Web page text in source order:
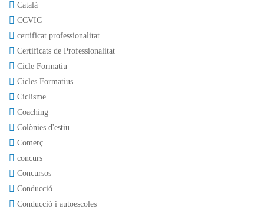
Català
CCVIC
certificat professionalitat
Certificats de Professionalitat
Cicle Formatiu
Cicles Formatius
Ciclisme
Coaching
Colònies d'estiu
Comerç
concurs
Concursos
Conducció
Conducció i autoescoles